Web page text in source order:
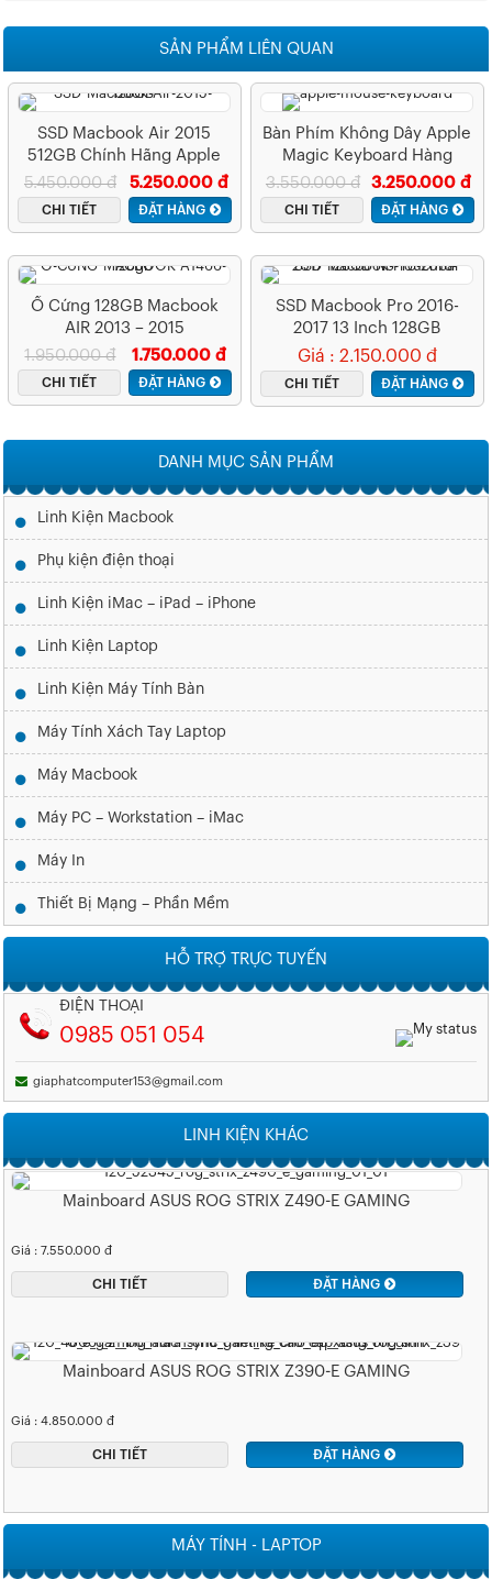
SẢN PHẨM LIÊN QUAN
SSD Macbook Air 2015
512GB Chính Hãng Apple
5.250.000 đ
5.450.000 đ
CHI TIẾT ĐẶT HÀNG
Bàn Phím Không Dây Apple
Magic Keyboard Hàng
Chính Hãng3.250.000 đ
3.550.000 đ
CHI TIẾT ĐẶT HÀNG
Ổ Cứng 128GB Macbook
AIR 2013 – 2015
1.750.000 đ
1.950.000 đ
CHI TIẾT ĐẶT HÀNG
SSD Macbook Pro 2016-
2017 13 Inch 128GB
Giá : 2.150.000 đ
CHI TIẾT ĐẶT HÀNG
DANH MỤC SẢN PHẨM
Linh Kiện Macbook
Phụ kiện điện thoại
Linh Kiện iMac – iPad – iPhone
Linh Kiện Laptop
Linh Kiện Máy Tính Bàn
Máy Tính Xách Tay Laptop
Máy Macbook
Máy PC – Workstation – iMac
Máy In
Thiết Bị Mạng – Phần Mềm
HỖ TRỢ TRỰC TUYẾN
ĐIỆN THOẠI
0985 051 054
giaphatcomputer153@gmail.com
LINH KIỆN KHÁC
Mainboard ASUS ROG STRIX Z490-E GAMING
Giá : 7.550.000 đ
CHI TIẾT ĐẶT HÀNG
Mainboard ASUS ROG STRIX Z390-E GAMING
Giá : 4.850.000 đ
CHI TIẾT ĐẶT HÀNG
MÁY TÍNH - LAPTOP